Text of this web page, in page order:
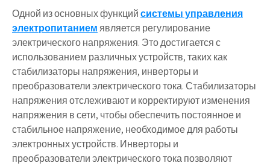
Одной из основных функцийсистемы управления
электропитаниемявляется регулирование
электрического напряжения. Это достигается с
использованием различных устройств, таких как
стабилизаторы напряжения, инверторы и
преобразователи электрического тока. Стабилизаторы
напряжения отслеживают и корректируют изменения
напряжения в сети, чтобы обеспечить постоянное и
стабильное напряжение, необходимое для работы
электронных устройств. Инверторы и
преобразователи электрического тока позволяют